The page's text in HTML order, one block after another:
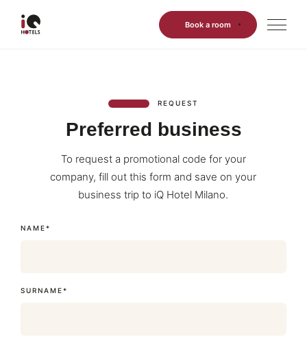
Book a room
REQUEST
Preferred business
Preferred business
To request a promotional code for your
company, fill out this form and save on your
business trip to iQ Hotel Milano.
NAME*
SURNAME*